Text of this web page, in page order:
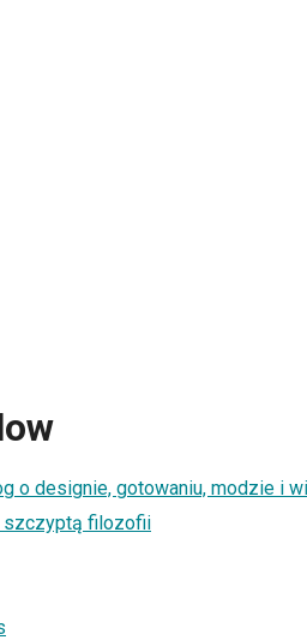
o designie, gotowaniu, modzie i
szczyptą filozofii